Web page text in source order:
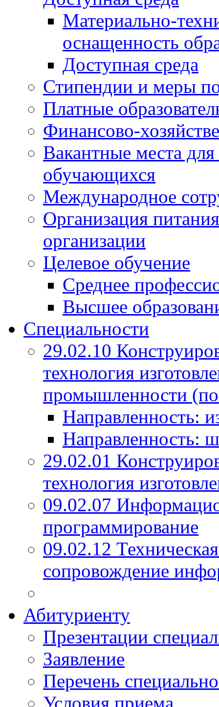
Материально-
оснащенность
Доступная среда
Стипендии и меры
Платные
Финансово-
Вакантные места
обучающихся
Международное
Организация
организации
Целевое обучение
Среднее
Высшее
Специальности
29.02.10
технология
промышленности
Направленность:
Направленность:
29.02.01
технология
09.02.07
программирование
09.02.12
сопровождение
Абитуриенту
Презентации
Заявление
Перечень